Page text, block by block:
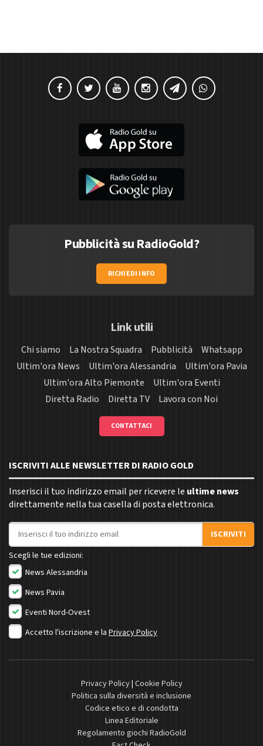
Pubblicità su RadioGold?
RICHIEDI INFO
Link utili
Chi siamo La Nostra Squadra Pubblicità
Whatsapp
Ultim'ora News
Ultim'ora Alessandria
Ultim'ora Pavia
Ultim'ora Alto Piemonte
Ultim'ora Eventi
Diretta Radio
Diretta TV Lavora con Noi
CONTATTACI
ISCRIVITI ALLE NEWSLETTER DI RADIO GOLD
Inserisci il tuo indirizzo email per ricevere le ultime news
direttamente nella tua casella di posta elettronica.
Indirizzo email
ISCRIVITI
Scegli le tue edizioni:
News Alessandria
News Pavia
Eventi Nord-Ovest
Accetto l'iscrizione e la Privacy Policy
Privacy Policy| Cookie Policy
Politica sulla diversità e inclusione
Codice etico e di condotta
Linea Editoriale
Regolamento giochi RadioGold